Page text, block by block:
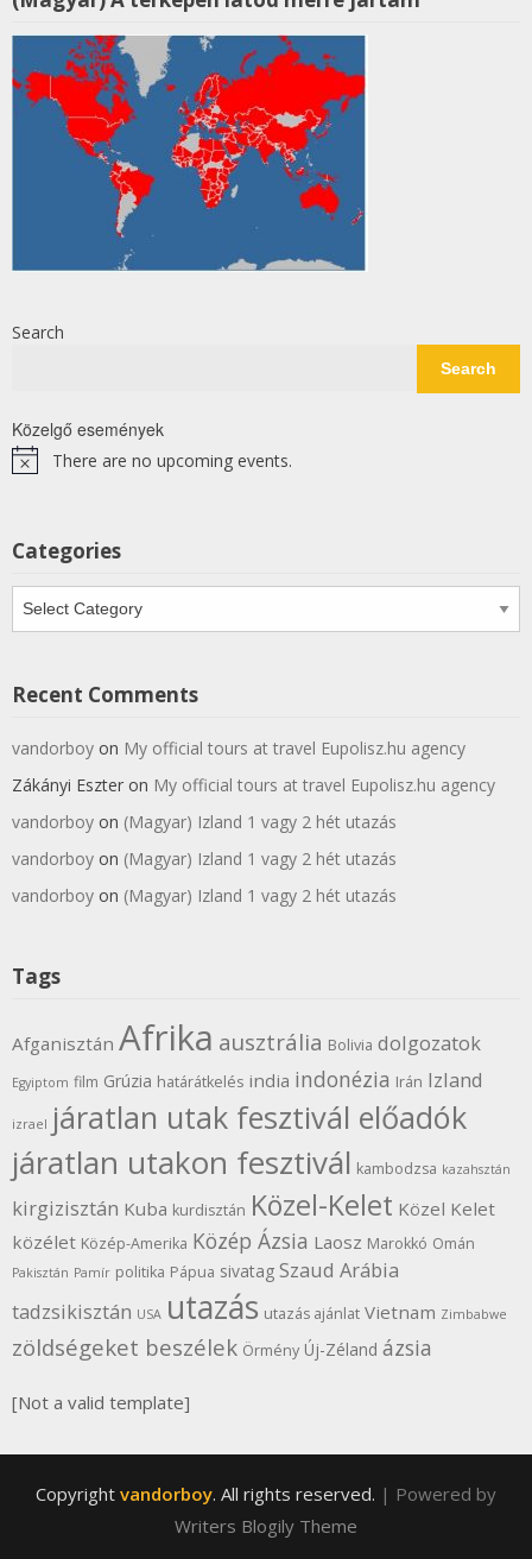
Search
Search
Közelgő események
NoticeThere are no upcoming events.
Categories
Categories
Recent Comments
vandorboy on My official tours at travel Eupolisz.hu agency
Zákányi Eszter on My official tours at travel Eupolisz.hu agency
vandorboy on (Magyar) Izland 1 vagy 2 hét utazás
vandorboy on (Magyar) Izland 1 vagy 2 hét utazás
vandorboy on (Magyar) Izland 1 vagy 2 hét utazás
Tags
Afganisztán Afrika ausztrália Bolivia dolgozatok
Egyiptom film Grúzia határátkelés india indonézia Irán Izland
izrael járatlan utak fesztivál előadók
járatlan utakon fesztivál kambodzsa kazahsztán
kirgizisztán Kuba kurdisztán Közel-Kelet Közel Kelet
közélet Közép-Amerika Közép Ázsia Laosz Marokkó Omán
Pakisztán Pamír politika Pápua sivatag Szaud Arábia
tadzsikisztán USA utazás utazás ajánlat Vietnam Zimbabwe
zöldségeket beszélek Örmény Új-Zéland ázsia
[Not a valid template]
Copyright vandorboy. All rights reserved. | Powered by
Writers Blogily Theme